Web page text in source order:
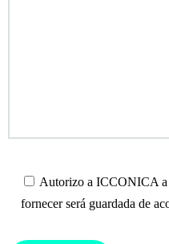
Autorizo a ICCONICA a
fornecer será guardada de